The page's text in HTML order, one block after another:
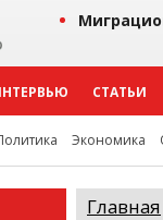
СТАТЬИ
Экономика
Главная